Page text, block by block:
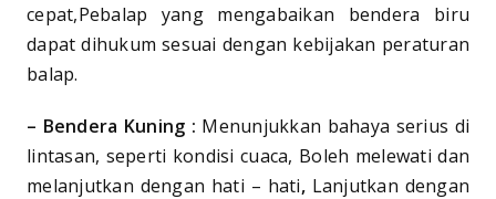
cepat,Pebalap yang mengabaikan bendera biru
dapat dihukum sesuai dengan kebijakan peraturan
balap.
– Bendera Kuning : Menunjukkan bahaya serius di
lintasan, seperti kondisi cuaca, Boleh melewati dan
melanjutkan dengan hati – hati, Lanjutkan dengan